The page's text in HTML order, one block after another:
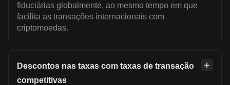
fiduciárias globalmente, ao mesmo tempo em que
facilita as transações internacionais com
criptomoedas.
Descontos nas taxas com taxas de transação
competitivas